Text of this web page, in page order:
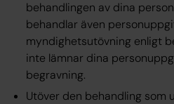
behandlingen av dina
behandlar även
myndighetsutövning enligt
inte lämnar dina
begravning.
Utöver den behandling som